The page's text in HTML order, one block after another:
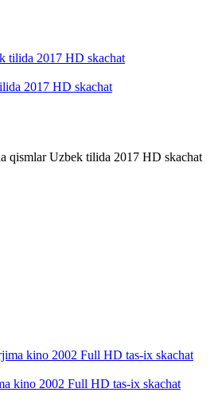
2017 HD skachat
qismlar Uzbek tilida 2017 HD skachat
kino 2002 Full HD tas-ix skachat